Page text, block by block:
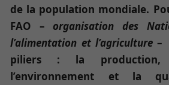
de la population mondiale.
FAO – organisation des
l’alimentation et l’agriculture–
piliers : la production,
l’environnement et la